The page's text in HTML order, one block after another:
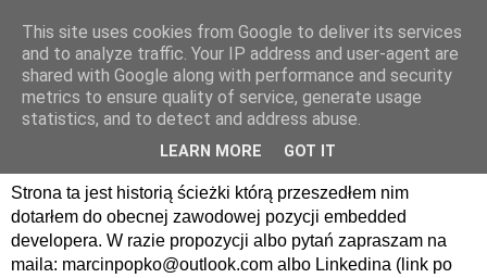
avrland.it - nic co
nerdowskie nie jest mi
Strona ta jest historią ścieżki którą przeszedłem nim
dotarłem do obecnej zawodowej pozycji embedded
developera. W razie propozycji albo pytań zapraszam na
maila: marcinpopko@outlook.com albo Linkedina (link po
This site uses cookies from Google to deliver its services
and to analyze traffic. Your IP address and user-agent are
shared with Google along with performance and security
metrics to ensure quality of service, generate usage
statistics, and to detect and address abuse.
LEARN MORE GOT IT